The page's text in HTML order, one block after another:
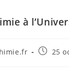
à
25